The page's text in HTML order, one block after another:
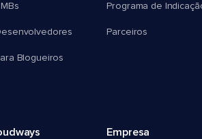
Blogueiros
Programa de
Parceiros
Empresa